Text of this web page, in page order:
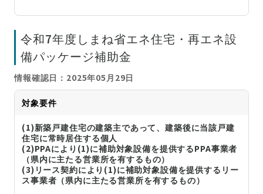
令和7年度しまね省エネ住宅・再エネ設
備パッケージ補助金
情報確認日：2025年05月29日
対象要件
(1)新築戸建住宅の建築主であって、建築後に当該戸建
住宅に常時居住する個人
(2)PPAにより(1)に補助対象設備を提供するPPA事業者
（県内に主たる営業所を有するもの）
(3)リース契約により(1)に補助対象設備を提供するリー
ス事業者（県内に主たる営業所を有するもの）